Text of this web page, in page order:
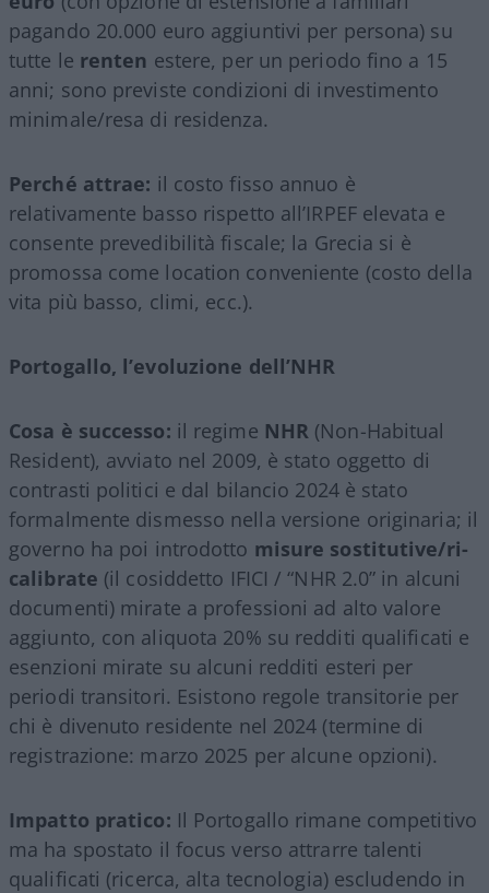
pagando 20.000 euro aggiuntivi per persona) su
tutte le renten estere, per un periodo fino a 15
anni; sono previste condizioni di investimento
minimale/resa di residenza.
Perché attrae: il costo fisso annuo è
relativamente basso rispetto all’IRPEF elevata e
consente prevedibilità fiscale; la Grecia si è
promossa come location conveniente (costo della
vita più basso, climi, ecc.).
Portogallo, l’evoluzione dell’NHR
Cosa è successo: il regime NHR (Non-Habitual
Resident), avviato nel 2009, è stato oggetto di
contrasti politici e dal bilancio 2024 è stato
formalmente dismesso nella versione originaria; il
governo ha poi introdotto misure sostitutive/ri-
calibrate (il cosiddetto IFICI / “NHR 2.0” in alcuni
documenti) mirate a professioni ad alto valore
aggiunto, con aliquota 20% su redditi qualificati e
esenzioni mirate su alcuni redditi esteri per
periodi transitori. Esistono regole transitorie per
chi è divenuto residente nel 2024 (termine di
registrazione: marzo 2025 per alcune opzioni).
Impatto pratico: Il Portogallo rimane competitivo
ma ha spostato il focus verso attrarre talenti
qualificati (ricerca, alta tecnologia) escludendo in